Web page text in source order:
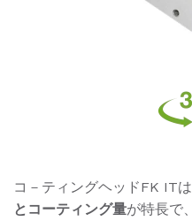
コ－ティングヘッドFK ITは
とコーティング量が特長で、